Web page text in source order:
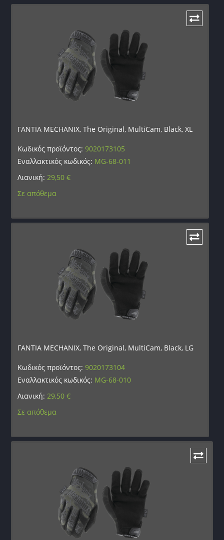
ΓΑΝΤΙΑ MECHANIX, The Original, MultiCam, Black, XL
Κωδικός προϊόντος:9020173105
Εναλλακτικός κωδικός: MG-68-011
Λιανική: 29,50€
Σε απόθεμα
ΓΑΝΤΙΑ MECHANIX, The Original, MultiCam, Black, LG
Κωδικός προϊόντος:9020173104
Εναλλακτικός κωδικός: MG-68-010
Λιανική: 29,50€
Σε απόθεμα